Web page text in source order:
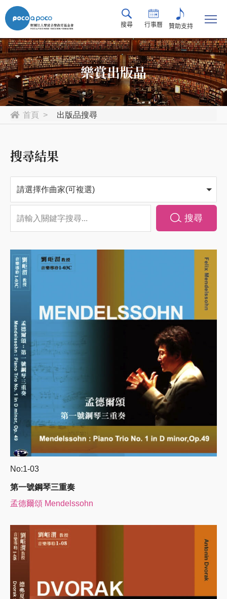
搜尋 行事曆 贊助支持
樂賞出版品
首頁 出版品搜尋
搜尋結果
請選擇作曲家(可複選)
搜尋
No:1-03
第一號鋼琴三重奏
孟德爾頌 Mendelssohn